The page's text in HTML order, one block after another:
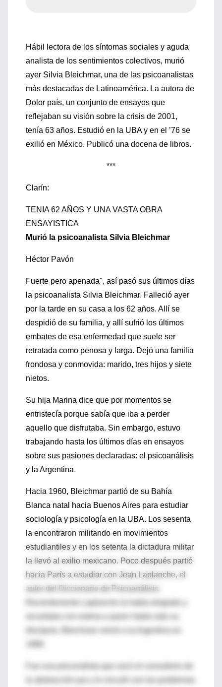
Hábil lectora de los síntomas sociales y aguda
analista de los sentimientos colectivos, murió
ayer Silvia Bleichmar, una de las psicoanalistas
más destacadas de Latinoamérica. La autora de
Dolor país, un conjunto de ensayos que
reflejaban su visión sobre la crisis de 2001,
tenía 63 años. Estudió en la UBA y en el ’76 se
exilió en México. Publicó una docena de libros.
***
Clarín:
TENIA 62 AÑOS Y UNA VASTA OBRA
ENSAYISTICA
Murió la psicoanalista Silvia Bleichmar
Héctor Pavón
Fuerte pero apenada", así pasó sus últimos días
la psicoanalista Silvia Bleichmar. Falleció ayer
por la tarde en su casa a los 62 años. Allí se
despidió de su familia, y allí sufrió los últimos
embates de esa enfermedad que suele ser
retratada como penosa y larga. Dejó una familia
frondosa y conmovida: marido, tres hijos y siete
nietos.
Su hija Marina dice que por momentos se
entristecía porque sabía que iba a perder
aquello que disfrutaba. Sin embargo, estuvo
trabajando hasta los últimos días en ensayos
sobre sus pasiones declaradas: el psicoanálisis
y la Argentina.
Hacia 1960, Bleichmar partió de su Bahía
Blanca natal hacia Buenos Aires para estudiar
sociología y psicología en la UBA. Los sesenta
la encontraron militando en movimientos
estudiantiles y en los setenta la dictadura militar
la llevó al exilio mexicano. Poco después partió
hacia París a estudiar con Jean Laplanche, el
autor del Diccionario de Psicoanálisis.
Recientemente Laplanche la había elogiado y
discípula. Bleichmar volvió a la Argentina en